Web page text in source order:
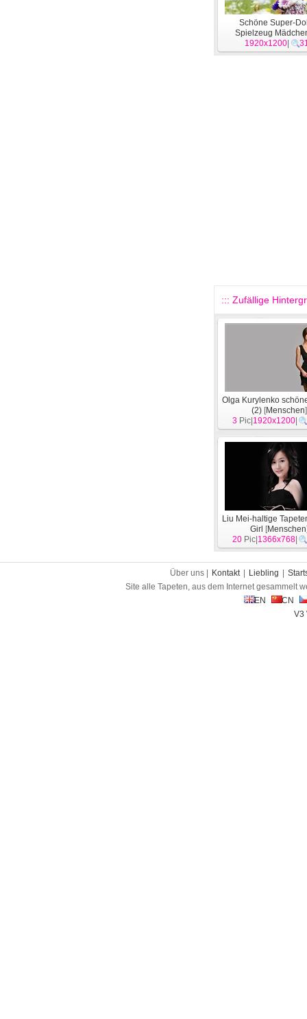
Schöne Super-
Spielzeug
Wallpaper #4
1920x1200
::: Zufällige
Olga Kurylenko
(2) [Menschen]
3 Pic| 1920x1200
Liu Mei-haltige
Girl [Menschen
20 Pic| 1366x768
Über uns | Kontakt Liebling
Site alle Tapeten, aus dem Internet gesammelt
EN
CN
V3